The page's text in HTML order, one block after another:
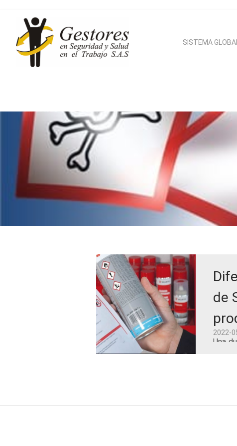
SISTEMA
de
2022-
Una